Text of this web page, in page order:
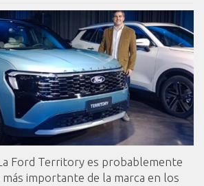
Ford Territory es probablemente
importante de la marca en los